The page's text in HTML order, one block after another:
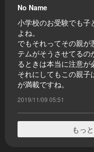
No Name
小学校のお受験でも子
よね。
でもそれってその親が
テムがそうさせてる
るときは本当に注意が
それにしてもこの親
が満載ですね。
2019/11/09 05:51
もっ